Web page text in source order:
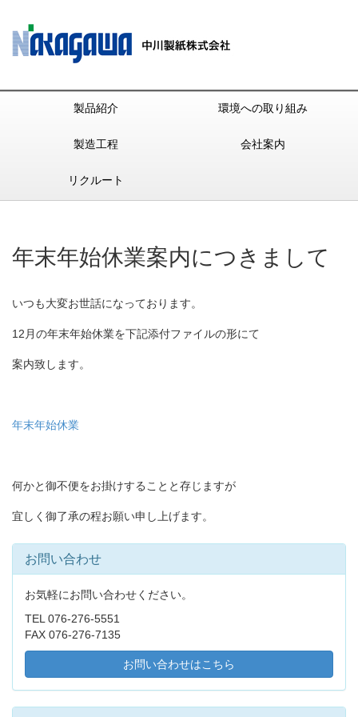
製品紹介 環境への取り組み
製造工程 会社案内
リクルート
年末年始休業案内につきまして
いつも大変お世話になっております。
12月の年末年始休業を下記添付ファイルの形にて
案内致します。
年末年始休業
何かと御不便をお掛けすることと存じますが
宜しく御了承の程お願い申し上げます。
お問い合わせ
お気軽にお問い合わせください。
TEL 076-276-5551
FAX 076-276-7135
お問い合わせはこちら